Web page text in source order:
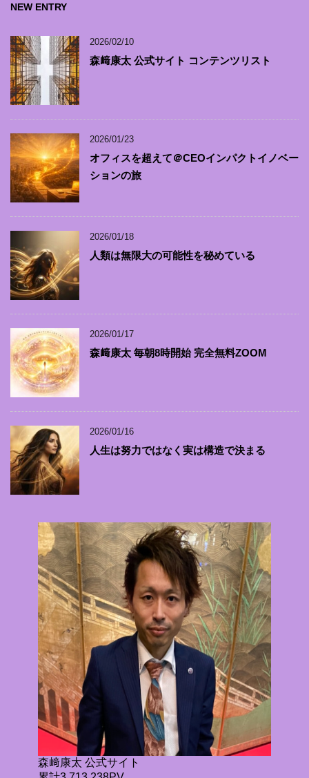
NEW ENTRY
2026/02/10
森﨑康太 公式サイト コンテンツリスト
2026/01/23
オフィスを超えて＠CEOインパクトイノベー
ションの旅
2026/01/18
人類は無限大の可能性を秘めている
2026/01/17
森﨑康太 毎朝8時開始 完全無料ZOOM
2026/01/16
人生は努力ではなく実は構造で決まる
森﨑康太 公式サイト